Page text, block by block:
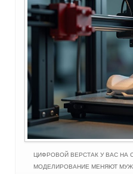
ЦИФРОВОЙ ВЕРСТАК У ВАС НА
МОДЕЛИРОВАНИЕ МЕНЯЮТ